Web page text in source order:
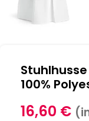
100%
16,60 €